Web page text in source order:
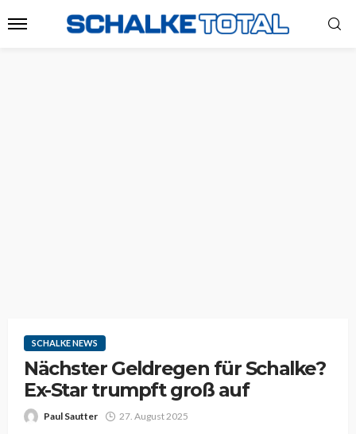
SCHALKE NEWS
Nächster Geldregen für Schalke?
Ex-Star trumpft groß auf
Paul Sautter 27. August 2025